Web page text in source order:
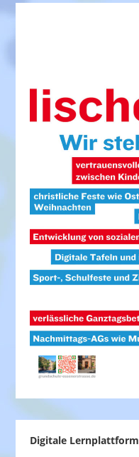
Digitale Lernplattform